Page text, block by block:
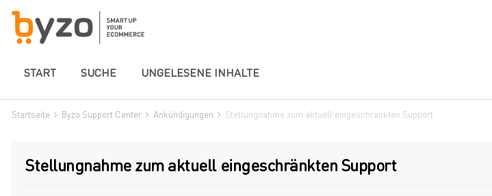
START SUCHE UNGELESENE INHALTE
Startseite Byzo Support Center Ankündigungen Stellungnahme zum aktuell eingeschränkten Support
Stellungnahme zum aktuell eingeschränkten Support